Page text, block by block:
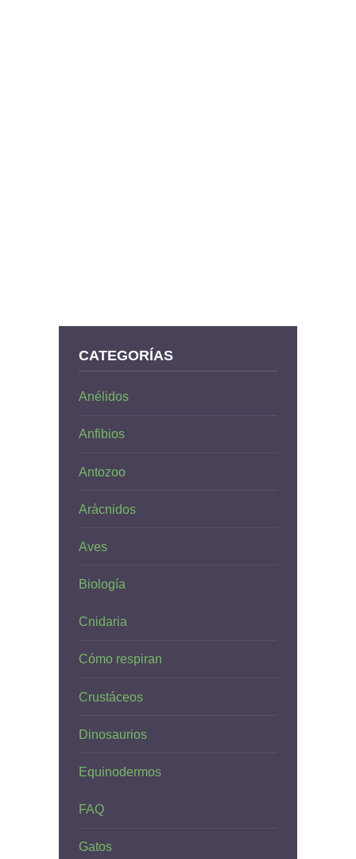
CATEGORÍAS
Anélidos
Anfibios
Antozoo
Arácnidos
Aves
Biología
Cnidaria
Cómo respiran
Crustáceos
Dinosaurios
Equinodermos
FAQ
Gatos